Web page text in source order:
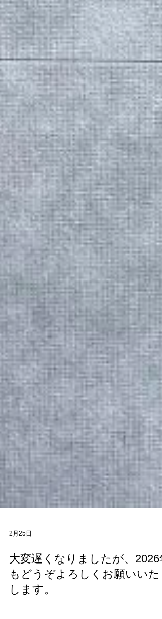
2月25日
大変遅くなりましたが、2026